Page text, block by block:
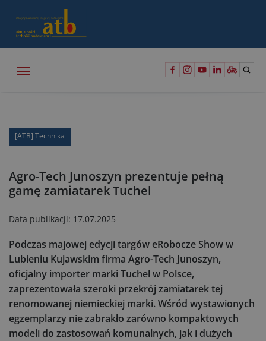
[ATB] Technika
Agro-Tech Junoszyn prezentuje pełną
gamę zamiatarek Tuchel
Data publikacji: 17.07.2025
Podczas majowej edycji targów eRobocze Show w
Lubieniu Kujawskim firma Agro-Tech Junoszyn,
oficjalny importer marki Tuchel w Polsce,
zaprezentowała szeroki przekrój zamiatarek tej
renomowanej niemieckiej marki. Wśród wystawionych
egzemplarzy nie zabrakło zarówno kompaktowych
modeli do zastosowań komunalnych, jak i dużych